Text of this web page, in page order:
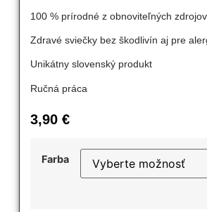
100 % prírodné z obnoviteľných zdrojov
Zdravé sviečky bez škodlivín aj pre
Unikátny slovenský produkt
Ručná práca
3,90 €
Farba